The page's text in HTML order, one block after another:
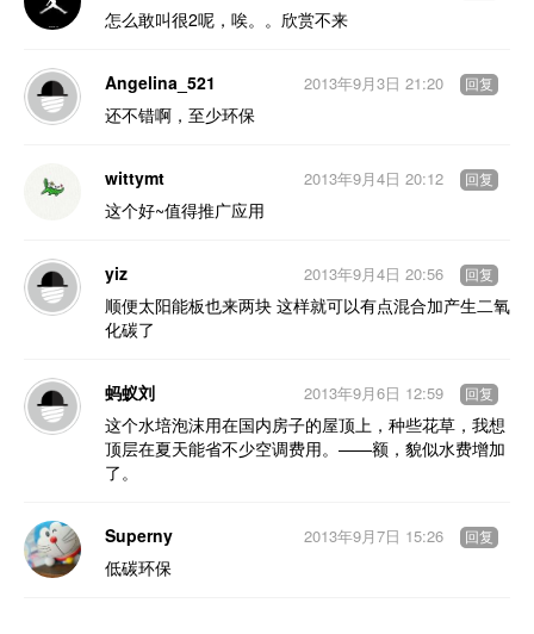
怎么敢叫很2呢，唉。。欣赏不来
Angelina_521
还不错啊，至少环保
2013年9月3日 21:20 回复
wittymt
这个好~值得推广应用
2013年9月4日 20:12 回复
yiz
顺便太阳能板也来两块 这样就可以有点混合加产生二氧
化碳了
2013年9月4日 20:56 回复
蚂蚁刘
这个水培泡沫用在国内房子的屋顶上，种些花草，我想
顶层在夏天能省不少空调费用。——额，貌似水费增加
了。
2013年9月6日 12:59 回复
Superny
低碳环保
2013年9月7日 15:26 回复